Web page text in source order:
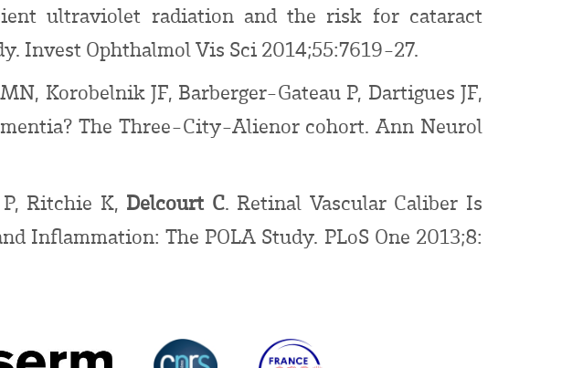
ultraviolet radiation and the risk for cataract
Invest Ophthalmol Vis Sci 2014;55:7619-27.
Korobelnik JF, Barberger-Gateau P, Dartigues JF,
The Three-City-Alienor cohort. Ann Neurol
Ritchie K, Delcourt C. Retinal Vascular Caliber Is
Inflammation: The POLA Study. PLoS One 2013;8: